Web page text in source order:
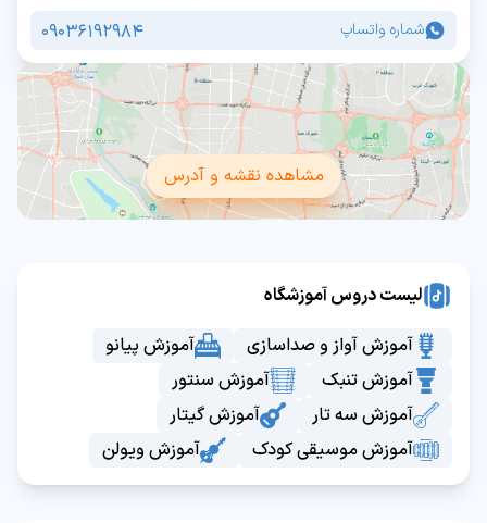
شماره واتساپ 09036192984
مشاهده نقشه و آدرس
لیست دروس آموزشگاه
آموزش آواز و صداسازی
آموزش پیانو
آموزش تنبک
آموزش سنتور
آموزش سه تار
آموزش گیتار
آموزش موسیقی کودک
آموزش ویولن